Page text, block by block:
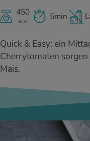
450
kcal 5min
Quick & Easy: ein
Cherrytomaten
Mais.